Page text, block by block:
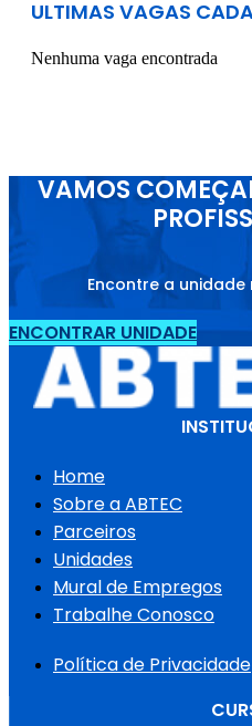
ULTIMAS VAGAS
Nenhuma vaga encontrada
VAMOS
Encontre a
ENCONTRAR UNIDADE
Home
Sobre a ABTEC
Parceiros
Unidades
Mural de Empregos
Trabalhe Conosco
Política de Privacidade